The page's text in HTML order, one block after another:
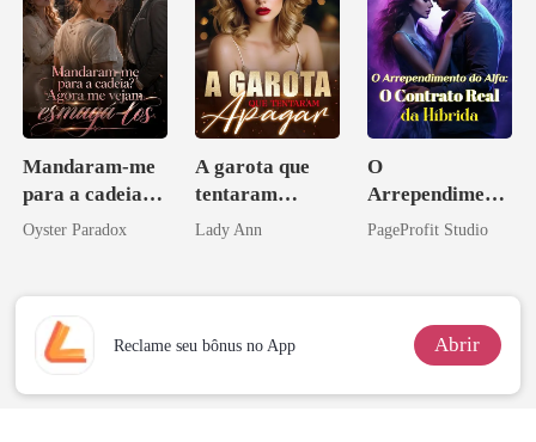
Mandaram-me
para a cadeia?
Agora me
Oyster Paradox
A garota que
tentaram
apagar
Lady Ann
O
Arrependiment
o do Alfa: O
PageProfit Studio
Reclame seu bônus no App Abrir